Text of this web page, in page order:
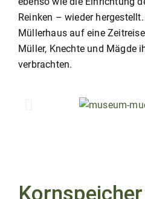
Reinken – wieder
Müllerhaus auf eine
Müller, Knechte und Mägde
verbrachten.
Kornspeicher